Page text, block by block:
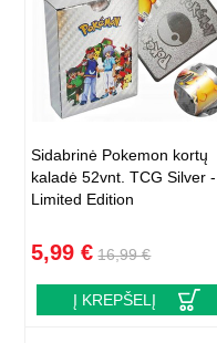
Sidabrinė Pokemon kortų
kaladė 52vnt. TCG Silver -
Limited Edition
5,99 € 16,99 €
Į KREPŠELĮ